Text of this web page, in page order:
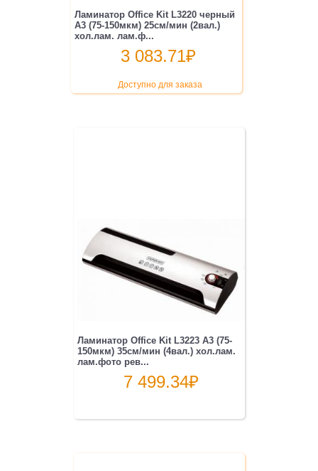
Ламинатор Office Kit L3220 черный
A3 (75-150мкм) 25см/мин (2вал.)
хол.лам. лам.ф...
3 083.71₽
Доступно для заказа
Ламинатор Office Kit L3223 A3 (75-
150мкм) 35см/мин (4вал.) хол.лам.
лам.фото рев...
7 499.34₽